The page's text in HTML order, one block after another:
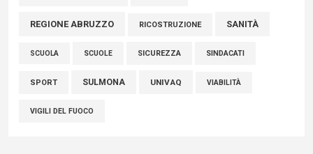
REGIONE ABRUZZO RICOSTRUZIONE SANITÀ
SCUOLA SCUOLE SICUREZZA SINDACATI
SPORT SULMONA UNIVAQ VIABILITÀ
VIGILI DEL FUOCO